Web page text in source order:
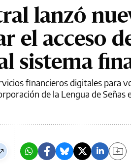
lanzó
el acceso
sistema
financieros digitales para
de la Lengua de Señas